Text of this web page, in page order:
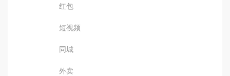
红包
短视频
同城
外卖